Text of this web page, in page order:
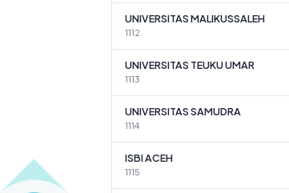
UNIVERSITAS MALIKUSSALEH
1112
UNIVERSITAS TEUKU UMAR
1113
UNIVERSITAS SAMUDRA
1114
ISBI ACEH
1115